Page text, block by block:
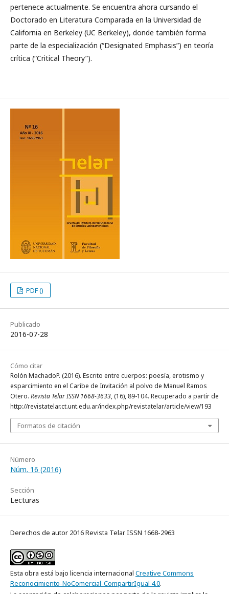
pertenece actualmente. Se encuentra ahora cursando el
Doctorado en Literatura Comparada en la Universidad de
California en Berkeley (UC Berkeley), donde también forma
parte de la especialización (“Designated Emphasis”) en teoría
crítica (“Critical Theory”).
PDF ()
Publicado
2016-07-28
Cómo citar
Rolón MachadoP. (2016). Escrito entre cuerpos: poesía, erotismo y
esparcimiento en el Caribe de Invitación al polvo de Manuel Ramos
Otero. Revista Telar ISSN 1668-3633, (16), 89-104. Recuperado a partir de
http://revistatelar.ct.unt.edu.ar/index.php/revistatelar/article/view/193
Formatos de citación
Número
Núm. 16 (2016)
Sección
Lecturas
Derechos de autor 2016 Revista Telar ISSN 1668-2963
Esta obra está bajo licencia internacional Creative Commons
Reconocimiento-NoComercial-CompartirIgual 4.0.